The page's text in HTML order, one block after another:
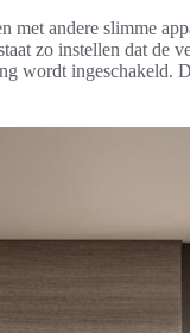
met andere slimme
zo instellen dat de
wordt ingeschakeld.